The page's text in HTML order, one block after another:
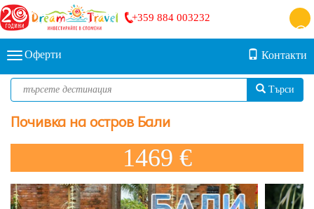
+359 884 003232
Оферти Контакти
Търси
Почивка на остров Бали
1469 €